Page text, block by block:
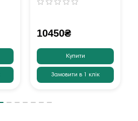
10450₴
Купити
Замовити в 1 клік